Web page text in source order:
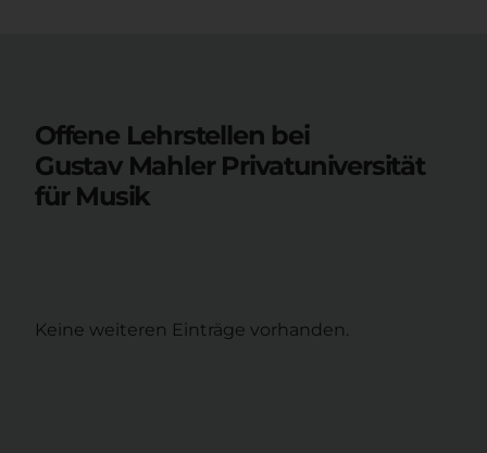
Offene Lehrstellen bei
Gustav Mahler Privatuniversität
für Musik
Keine weiteren Einträge vorhanden.